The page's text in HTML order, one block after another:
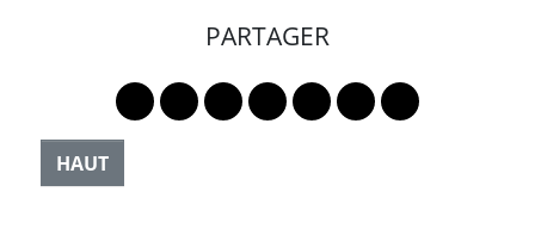
PARTAGER
Lien vers le profil Mastodon
Lien vers le profil Bluesky
Lien vers le profil Instagram
Lien vers le profil Linkedin
Lien vers le profil
Lien vers le profil
Partager par
HAUT